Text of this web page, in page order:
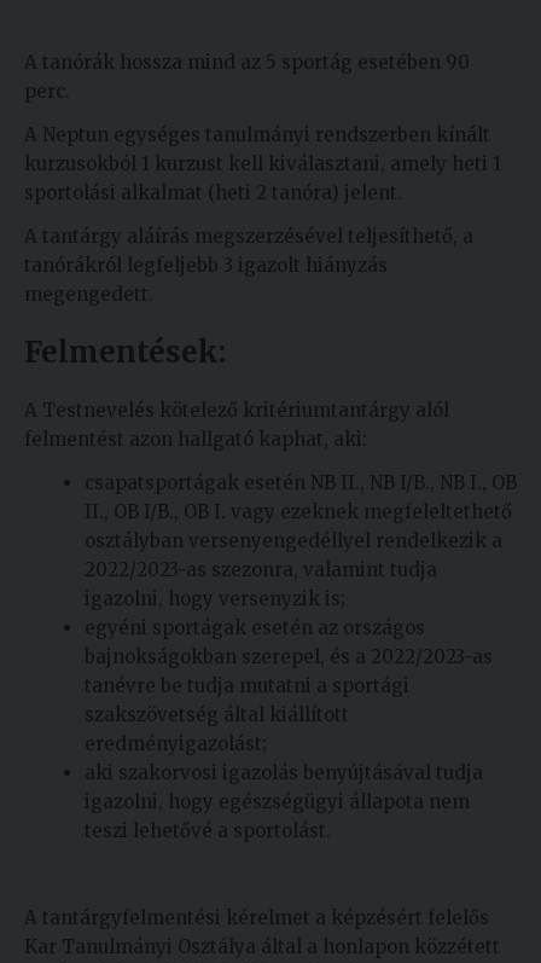
A tanórák hossza mind az 5 sportág esetében 90
perc.
A Neptun egységes tanulmányi rendszerben kínált
kurzusokból 1 kurzust kell kiválasztani, amely heti 1
sportolási alkalmat (heti 2 tanóra) jelent.
A tantárgy aláírás megszerzésével teljesíthető, a
tanórákról legfeljebb 3 igazolt hiányzás
megengedett.
Felmentések:
A Testnevelés kötelező kritériumtantárgy alól
felmentést azon hallgató kaphat, aki:
csapatsportágak esetén NB II., NB I/B., NB I., OB
II., OB I/B., OB I. vagy ezeknek megfeleltethető
osztályban versenyengedéllyel rendelkezik a
2022/2023-as szezonra, valamint tudja
igazolni, hogy versenyzik is;
egyéni sportágak esetén az országos
bajnokságokban szerepel, és a 2022/2023-as
tanévre be tudja mutatni a sportági
szakszövetség által kiállított
eredményigazolást;
aki szakorvosi igazolás benyújtásával tudja
igazolni, hogy egészségügyi állapota nem
teszi lehetővé a sportolást.
A tantárgyfelmentési kérelmet a képzésért felelős
Kar Tanulmányi Osztálya által a honlapon közzétett